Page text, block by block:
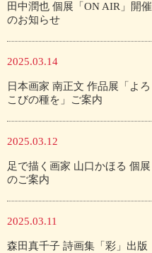
田中潤也 個展「ON AIR」開催
のお知らせ
2025.03.14
日本画家 南正文 作品展「よろ
こびの種を」ご案内
2025.03.12
足で描く画家 山口かほる 個展
のご案内
2025.03.11
森田真千子 詩画集「彩」出版